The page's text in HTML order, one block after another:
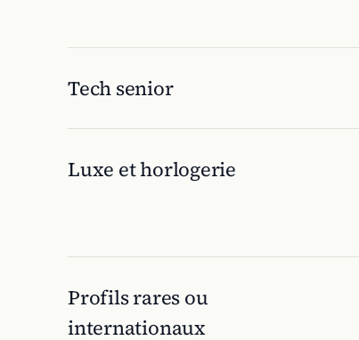
Tech senior
Luxe et horlogerie
Profils rares ou
internationaux